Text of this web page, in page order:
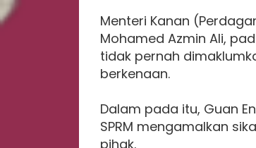
Menteri Kanan
Mohamed Azmin Ali,
tidak pernah
berkenaan.
Dalam pada itu, Guan
SPRM mengamalkan
pihak.